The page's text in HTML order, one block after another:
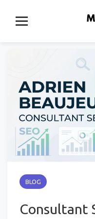
BLOG
Consultant